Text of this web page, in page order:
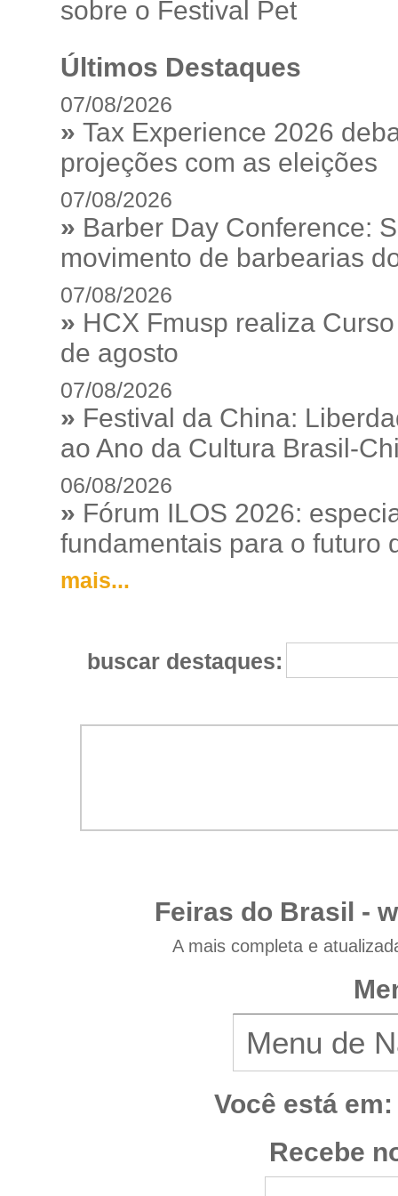
sobre o Festival Pet
Últimos Destaques
07/08/2026
» Tax Experience 2026
projeções com as eleições
07/08/2026
» Barber Day Conference:
movimento de barbearias
07/08/2026
» HCX Fmusp realiza
de agosto
07/08/2026
» Festival da China:
ao Ano da Cultura Brasil-
06/08/2026
» Fórum ILOS 2026:
fundamentais para o futuro
mais...
buscar destaques:
Feiras do Brasil -
A mais completa e
Você está em:
Recebe